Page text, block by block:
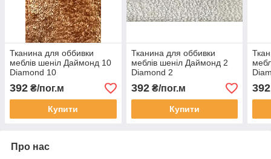
Тканина для оббивки
меблів шеніл Даймонд 10
Diamond 10
392 ₴/пог.м
Купити
Тканина для оббивки
меблів шеніл Даймонд 2
Diamond 2
392₴/пог.м
Купити
392
Про нас